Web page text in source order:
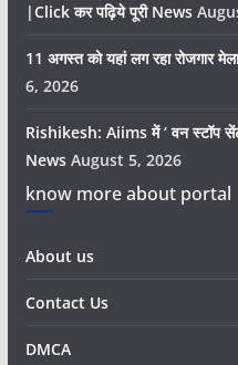
|Click कर पढ़िये पूरी News
11 अगस्त को यहां लग रहा रोजगार
6, 2026
Rishikesh: Aiims में ‘ वन स्टॉप
News August 5, 2026
know more about portal
About us
Contact Us
DMCA